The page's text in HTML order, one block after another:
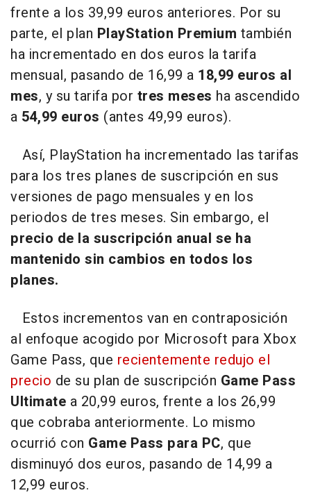
frente a los 39,99 euros anteriores. Por su
parte, el plan PlayStation Premium también
ha incrementado en dos euros la tarifa
mensual, pasando de 16,99 a 18,99 euros al
mes, y su tarifa por tres meses ha ascendido
a 54,99 euros (antes 49,99 euros).
Así, PlayStation ha incrementado las tarifas
para los tres planes de suscripción en sus
versiones de pago mensuales y en los
periodos de tres meses. Sin embargo, el
precio de la suscripción anual se ha
mantenido sin cambios en todos los
planes.
Estos incrementos van en contraposición
al enfoque acogido por Microsoft para Xbox
Game Pass, que recientemente redujo el
precio de su plan de suscripción Game Pass
Ultimate a 20,99 euros, frente a los 26,99
que cobraba anteriormente. Lo mismo
ocurrió con Game Pass para PC, que
disminuyó dos euros, pasando de 14,99 a
12,99 euros.